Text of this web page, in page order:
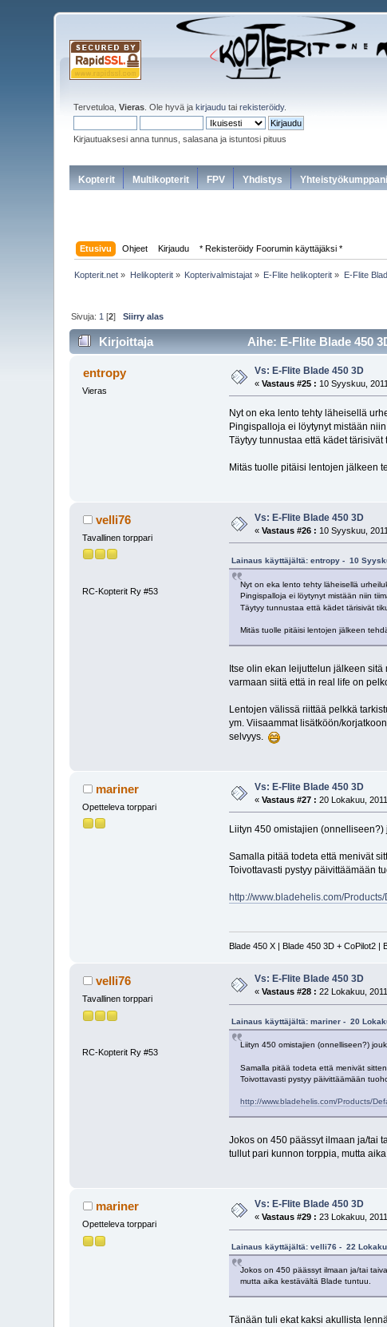
Tervetuloa,Vieras . Ole hyvä jakirjaudu tairekisteröidy.
Kirjautuaksesi anna tunnus, salasana ja istuntosi pituus
Kopterit Multikopterit FPV Yhdistys
Etusivu Ohjeet Kirjaudu * Rekisteröidy Foorumin käyttäjäksi *
Kopterit.net » Helikopterit» Kopterivalmistajat » E-Flite helikopterit » E-Flite
Sivuja: 1 [2]Siirry alas
Kirjoittaja Aihe: E-Flite Blade 450
entropy
Vieras
Vs: E-Flite Blade 450 3D
«Vastaus #25 : 10 Syyskuu,
Nyt on eka lento tehty läheisellä
Pingispalloja ei löytynyt mistään
Täytyy tunnustaa että kädet
Mitäs tuolle pitäisi lentojen jälkeen
velli76
Tavallinen torppari
RC-Kopterit Ry #53
Vs: E-Flite Blade 450 3D
«Vastaus #26 : 10 Syyskuu,
Lainaus käyttäjältä: entropy - 10
Nyt on eka lento tehty läheisellä
Pingispalloja ei löytynyt mistään niin
Täytyy tunnustaa että kädet tärisivät
Mitäs tuolle pitäisi lentojen jälkeen
Itse olin ekan leijuttelun jälkeen
varmaan siitä että in real life on
Lentojen välissä riittää pelkkä
ym. Viisaammat lisätköön/
selvyys.
mariner
Opetteleva torppari
Vs: E-Flite Blade 450 3D
«Vastaus #27 : 20 Lokakuu,
Liityn 450 omistajien
Samalla pitää todeta että menivät
Toivottavasti pystyy päivittäämään
http://www.bladehelis.com/
Blade 450 X | Blade 450 3D + CoPilot2
velli76
Tavallinen torppari
RC-Kopterit Ry #53
Vs: E-Flite Blade 450 3D
«Vastaus #28 : 22 Lokakuu,
Lainaus käyttäjältä: mariner - 20
Liityn 450 omistajien (onnelliseen?)
Samalla pitää todeta että menivät
Toivottavasti pystyy päivittäämään
http://www.bladehelis.com/Products/
Jokos on 450 päässyt ilmaan ja/tai
tullut pari kunnon torppia, mutta
mariner
Opetteleva torppari
Vs: E-Flite Blade 450 3D
«Vastaus #29 : 23 Lokakuu,
Lainaus käyttäjältä: velli76 - 22
Jokos on 450 päässyt ilmaan ja/tai
mutta aika kestävältä Blade tuntuu.
Tänään tuli ekat kaksi akullista